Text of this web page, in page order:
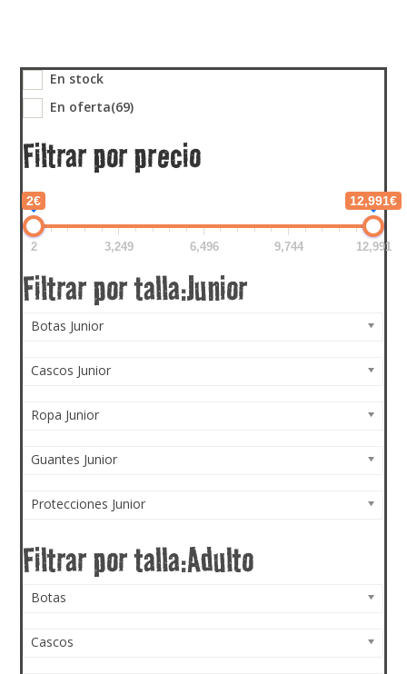
En stock
En oferta(69)
Filtrar por precio
2€ 12,991€
2 3,249 6,496 9,744 12,991
Botas Junior
Cascos Junior
Ropa Junior
Guantes Junior
Protecciones Junior
Botas
Cascos